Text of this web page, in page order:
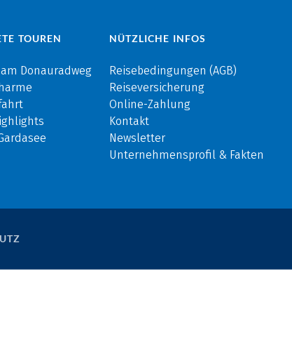
TOUREN
Donauradweg
NÜTZLICHE INFOS
Reisebedingungen (AGB)
Reiseversicherung
Online-Zahlung
Kontakt
Newsletter
Unternehmensprofil & Fakten